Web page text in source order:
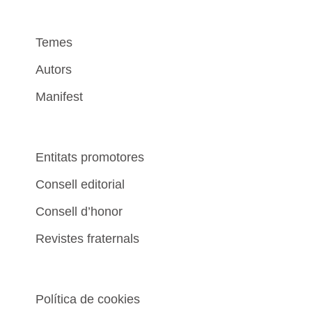
Temes
Autors
Manifest
Entitats promotores
Consell editorial
Consell d’honor
Revistes fraternals
Política de cookies